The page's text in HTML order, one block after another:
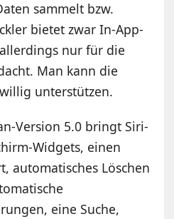
sammelt bzw.
bietet zwar In-App-
nur für die
Man kann die
unterstützen.
Version 5.0 bringt Siri-
Widgets, einen
automatisches Löschen
eine Suche,